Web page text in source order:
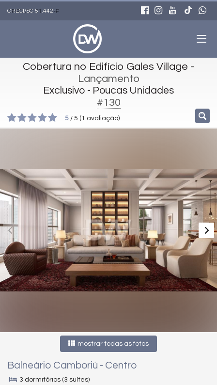
CRECI/SC 51.442-F
Cobertura no Edifício Gales Village -
Lançamento
Exclusivo - Poucas Unidades
#130
5 / 5 ( 1 avaliação)
mostrar todas as fotos
Balneário Camboriú - Centro
3 dormitórios (3 suítes)